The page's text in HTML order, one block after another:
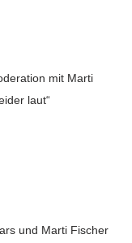
mit Marti
laut“
und Marti Fischer